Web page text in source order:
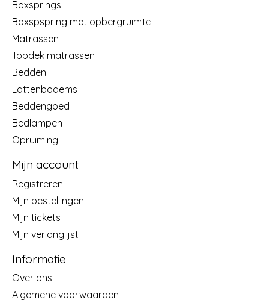
Boxsprings
Boxspspring met opbergruimte
Matrassen
Topdek matrassen
Bedden
Lattenbodems
Beddengoed
Bedlampen
Opruiming
Mijn account
Registreren
Mijn bestellingen
Mijn tickets
Mijn verlanglijst
Informatie
Over ons
Algemene voorwaarden